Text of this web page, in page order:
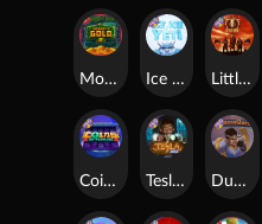
Monkey's Gold xPays Little Bighorn
Tesla Jolt Dungeon Quest
Coins of Fortune
Ice Ice Yeti